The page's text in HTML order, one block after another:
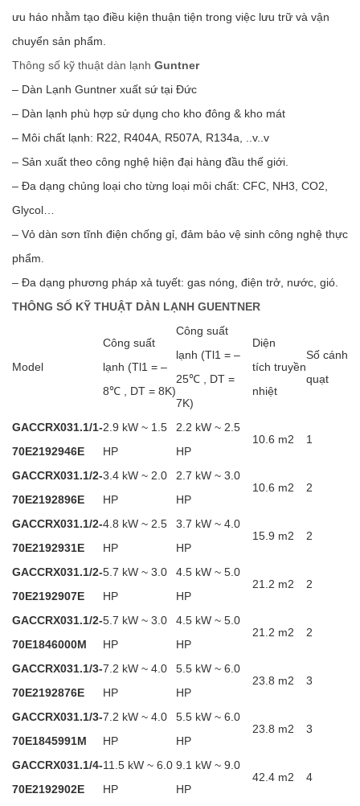
ưu háo nhằm tạo điều kiện thuận tiện trong việc lưu trữ và vận
chuyển sản phẩm.
Thông số kỹ thuật dàn lạnh Guntner
– Dàn Lạnh Guntner xuất sứ tại Đức
– Dàn lạnh phù hợp sử dụng cho kho đông & kho mát
– Môi chất lạnh: R22, R404A, R507A, R134a, ..v..v
– Sản xuất theo công nghệ hiện đại hàng đầu thế giới.
– Đa dạng chủng loại cho từng loại môi chất: CFC, NH3, CO2,
Glycol…
– Vỏ dàn sơn tĩnh điện chống gỉ, đảm bảo vệ sinh công nghệ thực
phẩm.
– Ða dạng phương pháp xả tuyết: gas nóng, điện trở, nước, gió.
THÔNG SỐ KỸ THUẬT DÀN LẠNH GUENTNER
Model
Công suất
lạnh (Tl1 = –
8℃ , DT = 8K)
Công suất
lạnh (Tl1 = –
25℃ , DT =
7K)
Diện
tích truyền
nhiệt
Số cánh
quạt
GACCRX031.1/1-
70E2192946E
2.9 kW ~ 1.5
HP
2.2 kW ~ 2.5
HP
10.6 m2 1
GACCRX031.1/2-
70E2192896E
3.4 kW ~ 2.0
HP
2.7 kW ~ 3.0
HP
10.6 m2 2
GACCRX031.1/2-
70E2192931E
4.8 kW ~ 2.5
HP
3.7 kW ~ 4.0
HP
15.9 m2 2
GACCRX031.1/2-
70E2192907E
5.7 kW ~ 3.0
HP
4.5 kW ~ 5.0
HP
21.2 m2 2
GACCRX031.1/2-
70E1846000M
5.7 kW ~ 3.0
HP
4.5 kW ~ 5.0
HP
21.2 m2 2
GACCRX031.1/3-
70E2192876E
7.2 kW ~ 4.0
HP
5.5 kW ~ 6.0
HP
23.8 m2 3
GACCRX031.1/3-
70E1845991M
7.2 kW ~ 4.0
HP
5.5 kW ~ 6.0
HP
23.8 m2 3
GACCRX031.1/4-
70E2192902E
11.5 kW ~ 6.0
HP
9.1 kW ~ 9.0
HP
42.4 m2 4